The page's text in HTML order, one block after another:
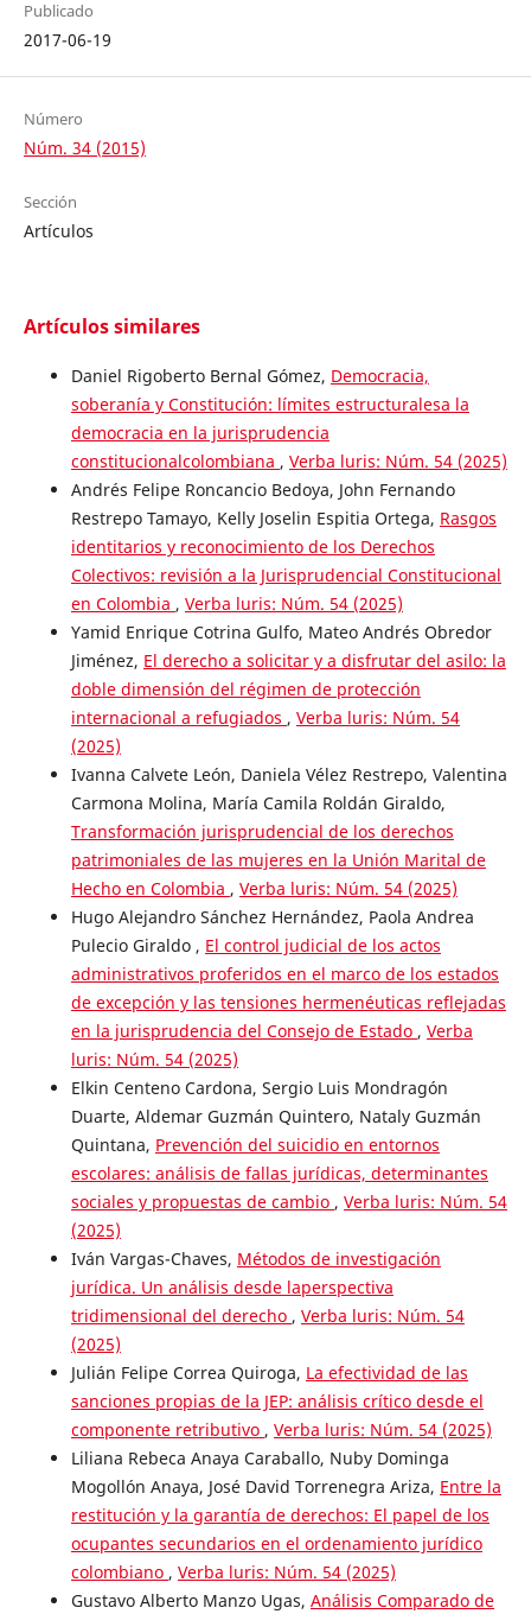
Publicado
2017-06-19
Número
Núm. 34 (2015)
Sección
Artículos
Artículos similares
Daniel Rigoberto Bernal Gómez, Democracia,
soberanía y Constitución: límites estructuralesa la
democracia en la jurisprudencia
constitucionalcolombiana , Verba luris: Núm. 54 (2025)
Andrés Felipe Roncancio Bedoya, John Fernando
Restrepo Tamayo, Kelly Joselin Espitia Ortega, Rasgos
identitarios y reconocimiento de los Derechos
Colectivos: revisión a la Jurisprudencial Constitucional
en Colombia , Verba luris: Núm. 54 (2025)
Yamid Enrique Cotrina Gulfo, Mateo Andrés Obredor
Jiménez, El derecho a solicitar y a disfrutar del asilo: la
doble dimensión del régimen de protección
internacional a refugiados , Verba luris: Núm. 54
(2025)
Ivanna Calvete León, Daniela Vélez Restrepo, Valentina
Carmona Molina, María Camila Roldán Giraldo,
Transformación jurisprudencial de los derechos
patrimoniales de las mujeres en la Unión Marital de
Hecho en Colombia , Verba luris: Núm. 54 (2025)
Hugo Alejandro Sánchez Hernández, Paola Andrea
Pulecio Giraldo , El control judicial de los actos
administrativos proferidos en el marco de los estados
de excepción y las tensiones hermenéuticas reflejadas
en la jurisprudencia del Consejo de Estado , Verba
luris: Núm. 54 (2025)
Elkin Centeno Cardona, Sergio Luis Mondragón
Duarte, Aldemar Guzmán Quintero, Nataly Guzmán
Quintana, Prevención del suicidio en entornos
escolares: análisis de fallas jurídicas, determinantes
sociales y propuestas de cambio , Verba luris: Núm. 54
(2025)
Iván Vargas-Chaves, Métodos de investigación
jurídica. Un análisis desde laperspectiva
tridimensional del derecho , Verba luris: Núm. 54
(2025)
Julián Felipe Correa Quiroga, La efectividad de las
sanciones propias de la JEP: análisis crítico desde el
componente retributivo , Verba luris: Núm. 54 (2025)
Liliana Rebeca Anaya Caraballo, Nuby Dominga
Mogollón Anaya, José David Torrenegra Ariza, Entre la
restitución y la garantía de derechos: El papel de los
ocupantes secundarios en el ordenamiento jurídico
colombiano , Verba luris: Núm. 54 (2025)
Gustavo Alberto Manzo Ugas, Análisis Comparado de